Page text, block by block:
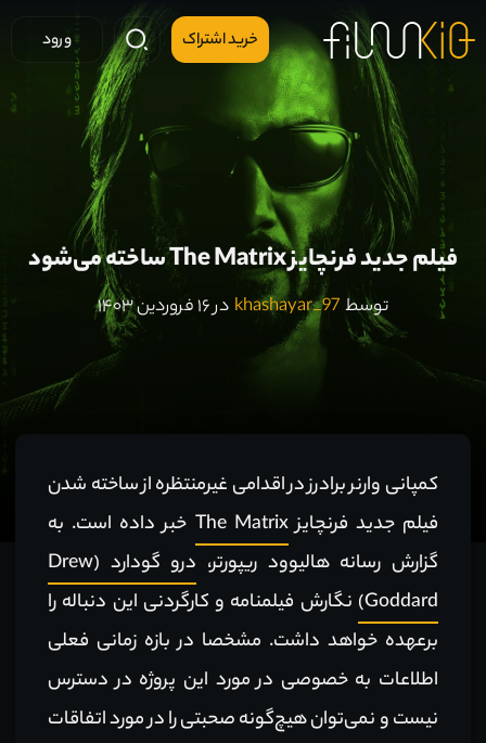
خرید اشتراک ورود
فیلم جدید فرنچایز The Matrix ساخته می‌شود
توسطkhashayar_97 در ۱۶ فروردین ۱۴۰۳
کمپانی وارنر برادرز در اقدامی غیرمنتظره از ساخته شدن
فیلم جدید فرنچایزThe Matrix خبر داده است. به
گزارش رسانه هالیوود ریپورتر،
درو گودارد (Drew
Goddard) نگارش فیلمنامه و کارگردنی این دنباله را
برعهده خواهد داشت. مشخصا در بازه زمانی فعلی
اطلاعات به خصوصی در مورد این پروژه در دسترس
نیست و نمی‌توان هیچ‌گونه صحبتی را در مورد اتفاقات